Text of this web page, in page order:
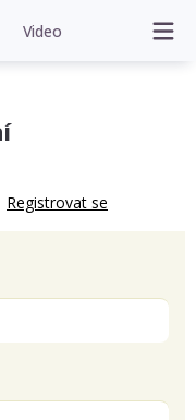
Video
Registrovat se